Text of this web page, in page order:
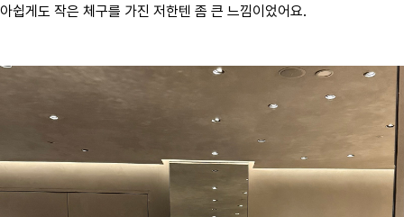
아쉽게도 작은 체구를 가진 저한텐 좀 큰 느낌이었어요.